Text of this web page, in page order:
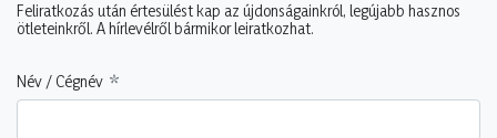
Feliratkozás után értesülést kap az újdonságainkról, legújabb hasznos
ötleteinkről. A hírlevélről bármikor leiratkozhat.
Név / Cégnév